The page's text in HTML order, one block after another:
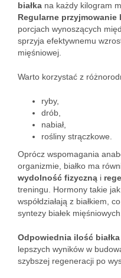
białka na każdy kilogram
Regularne przyjmowanie
porcjach wynoszących
sprzyja efektywnemu
mięśniowej.
Warto korzystać z
ryby,
drób,
nabiał,
rośliny strączkowe.
Oprócz wspomagania
organizmie, białko ma
wydolność fizyczną i
treningu. Hormony takie jak
współdziałają z białkiem,
syntezy białek mięśniowych.
Odpowiednia ilość białka
lepszych wyników w
szybszej regeneracji po